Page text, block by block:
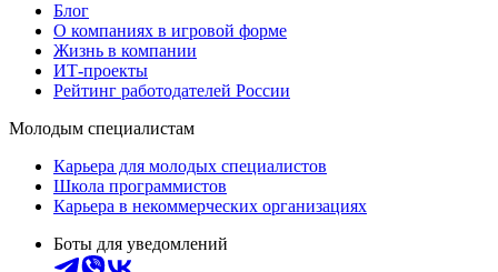
Блог
О компаниях в игровой форме
Жизнь в компании
ИТ-проекты
Рейтинг работодателей России
Молодым специалистам
Карьера для молодых специалистов
Школа программистов
Карьера в некоммерческих организациях
Боты для уведомлений